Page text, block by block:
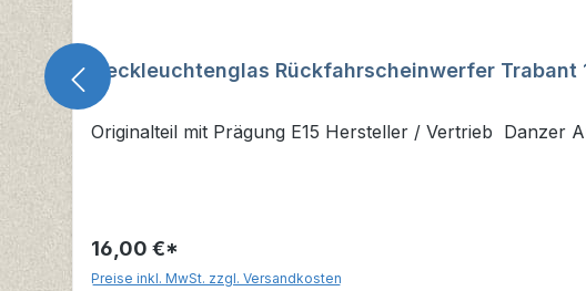
Heckleuchtenglas Rückfahrscheinwerfer Trabant
Originalteil mit Prägung E15 Hersteller / Vertrieb Danzer
16,00 €*
Preise inkl. MwSt. zzgl. Versandkosten